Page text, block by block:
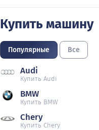
Купить машину
Популярные Все
Audi
Купить Audi
BMW
Купить BMW
Chery
Купить Chery